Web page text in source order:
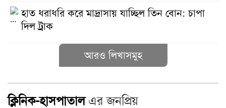
হাত ধরাধরি করে মাদ্রাসায় যাচ্ছিল তিন বোন: চাপা
দিল ট্রাক
আরও লিখাসমুহ
ক্লিনিক-হাসপাতালএর জনপ্রিয়